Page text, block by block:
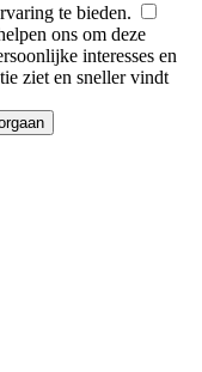
te bieden.
ons om deze
interesses en
ziet en sneller vindt